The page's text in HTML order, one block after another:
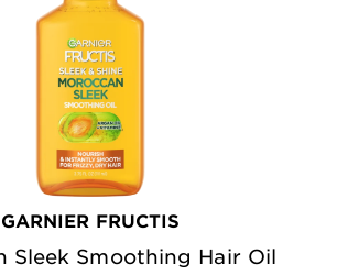
GARNIER FRUCTIS
Sleek Smoothing Hair Oil